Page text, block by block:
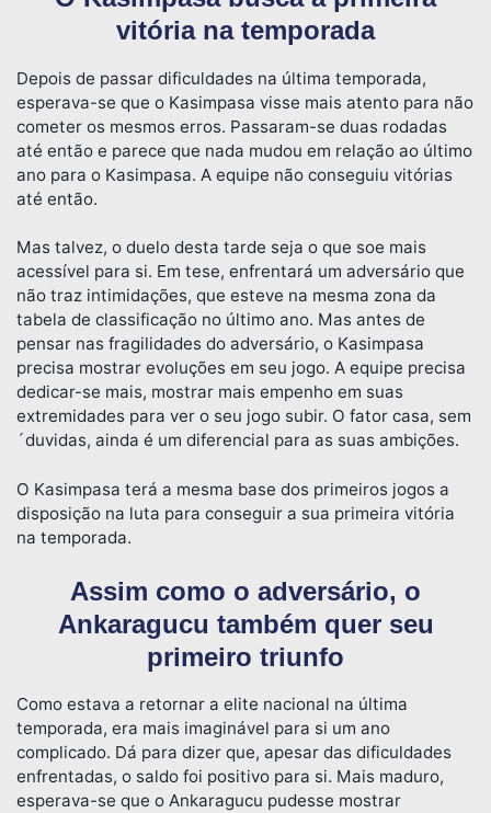
vitória na temporada
Depois de passar dificuldades na última temporada,
esperava-se que o Kasimpasa visse mais atento para não
cometer os mesmos erros. Passaram-se duas rodadas
até então e parece que nada mudou em relação ao último
ano para o Kasimpasa. A equipe não conseguiu vitórias
até então.
Mas talvez, o duelo desta tarde seja o que soe mais
acessível para si. Em tese, enfrentará um adversário que
não traz intimidações, que esteve na mesma zona da
tabela de classificação no último ano. Mas antes de
pensar nas fragilidades do adversário, o Kasimpasa
precisa mostrar evoluções em seu jogo. A equipe precisa
dedicar-se mais, mostrar mais empenho em suas
extremidades para ver o seu jogo subir. O fator casa, sem
´duvidas, ainda é um diferencial para as suas ambições.
O Kasimpasa terá a mesma base dos primeiros jogos a
disposição na luta para conseguir a sua primeira vitória
na temporada.
Assim como o adversário, o
Ankaragucu também quer seu
primeiro triunfo
Como estava a retornar a elite nacional na última
temporada, era mais imaginável para si um ano
complicado. Dá para dizer que, apesar das dificuldades
enfrentadas, o saldo foi positivo para si. Mais maduro,
esperava-se que o Ankaragucu pudesse mostrar